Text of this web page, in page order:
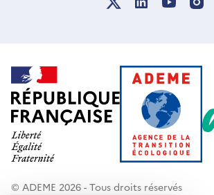
© ADEME 2026 - Tous droits réservés